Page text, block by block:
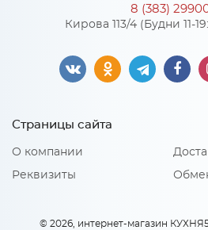
Дуб
Направляющие: Шариковые
Материал 2: ЛДСП
8 (383)
Кирова 113/4 (Будни 11-
Страницы сайта
О компании
Реквизиты
© 2026, интернет-магазин